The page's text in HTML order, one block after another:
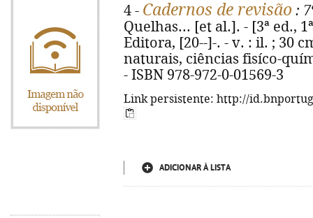
4 - Cadernos de revisão :
Quelhas... [et al.]. - [3ª ed.,
Editora, [20--]-. - v. : il. ; 30
naturais, ciências fisíco-
- ISBN 978-972-0-01569-3
Link persistente: http://
ADICIONAR À LISTA